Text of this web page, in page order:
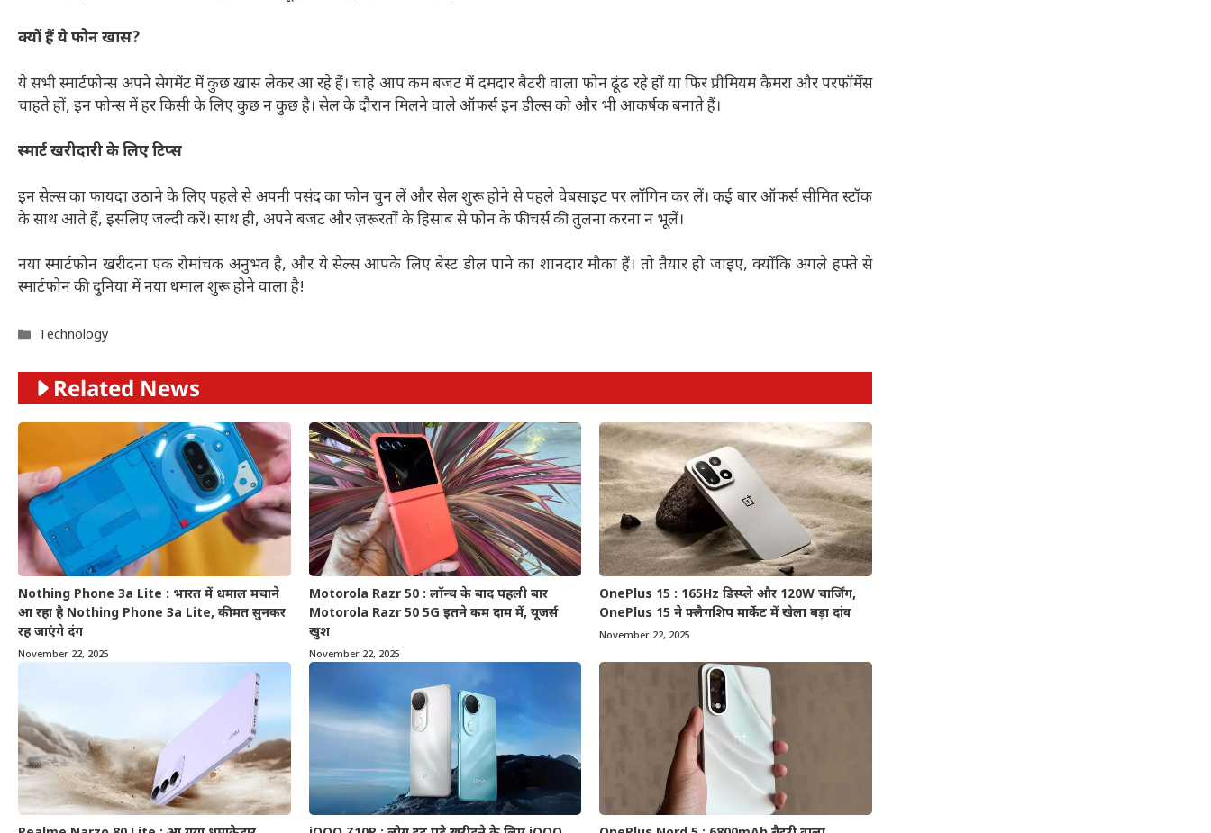
क्यों हैं ये फोन खास?
ये सभी स्मार्टफोन्स अपने सेगमेंट में कुछ खास लेकर आ रहे हैं। चाहे आप कम बजट में दमदार बैटरी वाला फोन ढूंढ रहे हों या फिर प्रीमियम कैमरा और परफॉर्मेंस
चाहते हों, इन फोन्स में हर किसी के लिए कुछ न कुछ है। सेल के दौरान मिलने वाले ऑफर्स इन डील्स को और भी आकर्षक बनाते हैं।
स्मार्ट खरीदारी के लिए टिप्स
इन सेल्स का फायदा उठाने के लिए पहले से अपनी पसंद का फोन चुन लें और सेल शुरू होने से पहले वेबसाइट पर लॉगिन कर लें। कई बार ऑफर्स सीमित स्टॉक
के साथ आते हैं, इसलिए जल्दी करें। साथ ही, अपने बजट और ज़रूरतों के हिसाब से फोन के फीचर्स की तुलना करना न भूलें।
नया स्मार्टफोन खरीदना एक रोमांचक अनुभव है, और ये सेल्स आपके लिए बेस्ट डील पाने का शानदार मौका हैं। तो तैयार हो जाइए, क्योंकि अगले हफ्ते से
स्मार्टफोन की दुनिया में नया धमाल शुरू होने वाला है!
Categories
Technology
Related News
Nothing Phone 3a Lite : भारत में धमाल मचाने
आ रहा है Nothing Phone 3a Lite, कीमत सुनकर
रह जाएंगे दंग
November 22, 2025
Motorola Razr 50 : लॉन्च के बाद पहली बार
Motorola Razr 50 5G इतने कम दाम में, यूजर्स
खुश
November 22, 2025
OnePlus 15 : 165Hz डिस्प्ले और 120W चार्जिंग,
OnePlus 15 ने फ्लैगशिप मार्केट में खेला बड़ा दांव
November 22, 2025